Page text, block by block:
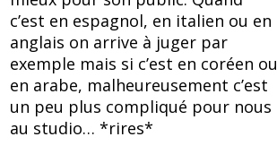
c’est en espagnol, en italien ou en
anglais on arrive à juger par
exemple mais si c’est en coréen ou
en arabe, malheureusement c’est
un peu plus compliqué pour nous
au studio… *rires*